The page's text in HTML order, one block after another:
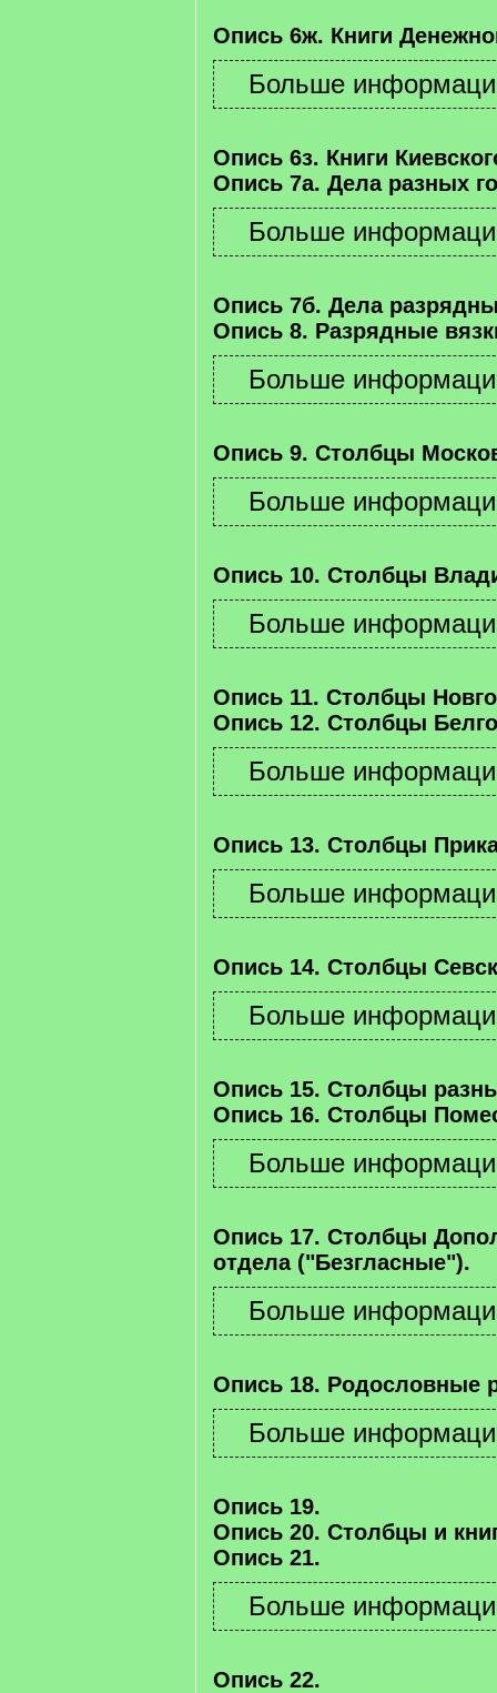
Опись 6ж. Книги
Опись 6з. Книги
Опись 7а. Дела разных
Опись 7б. Дела
Опись 8. Разрядные
Опись 9. Столбцы
Опись 10. Столбцы
Опись 11. Столбцы
Опись 12. Столбцы
Опись 13. Столбцы
Опись 14. Столбцы
Опись 15. Столбцы
Опись 16. Столбцы
Опись 17. Столбцы
отдела ("Безгласные").
Опись 18. Родословные
Опись 19.
Опись 20. Столбцы и
Опись 21.
Опись 22.